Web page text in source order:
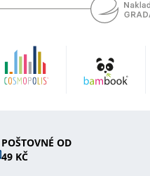
POŠTOVNÉ OD
49 KČ